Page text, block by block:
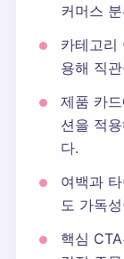
커머스
카테고리
용해 직
제품 카
션을 적
다.
여백과
도 가독
핵심